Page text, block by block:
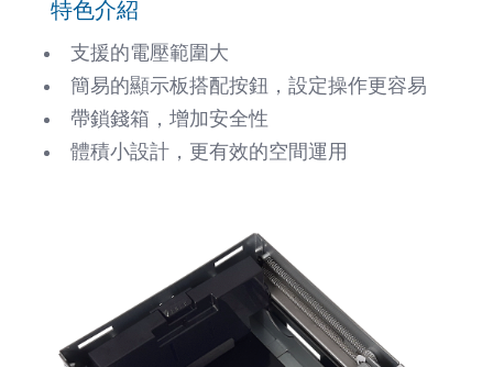
特色介紹
支援的電壓範圍大
簡易的顯示板搭配按鈕，設定操作更容易
帶鎖錢箱，增加安全性
體積小設計，更有效的空間運用